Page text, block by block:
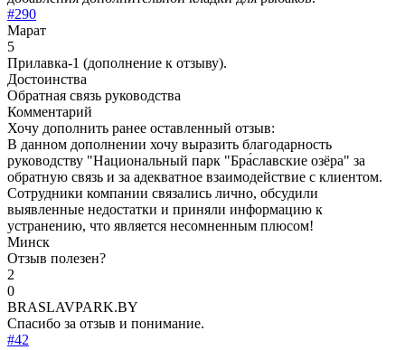
#290
Марат
5
Прилавка-1 (дополнение к отзыву).
Достоинства
Обратная связь руководства
Комментарий
Хочу дополнить ранее оставленный отзыв:
В данном дополнении хочу выразить благодарность
руководству "Национальный парк "Бра́славские озёра" за
обратную связь и за адекватное взаимодействие с клиентом.
Сотрудники компании связались лично, обсудили
выявленные недостатки и приняли информацию к
устранению, что является несомненным плюсом!
Минск
Отзыв полезен?
2
0
BRASLAVPARK.BY
Спасибо за отзыв и понимание.
#42